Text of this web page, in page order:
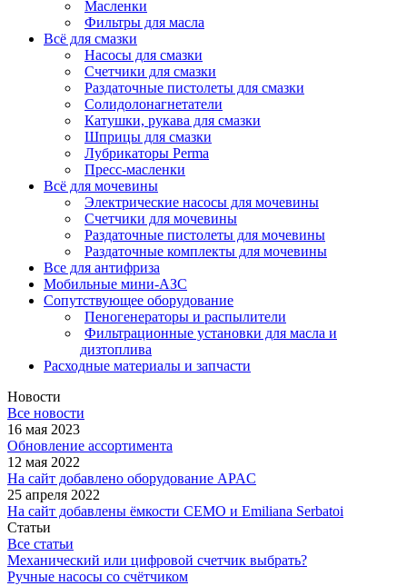
Масленки
Фильтры для масла
Всё для смазки
Насосы для смазки
Счетчики для смазки
Раздаточные пистолеты для смазки
Солидолонагнетатели
Катушки, рукава для смазки
Шприцы для смазки
Лубрикаторы Perma
Пресс-масленки
Всё для мочевины
Электрические насосы для мочевины
Счетчики для мочевины
Раздаточные пистолеты для мочевины
Раздаточные комплекты для мочевины
Все для антифриза
Мобильные мини-АЗС
Сопутствующее оборудование
Пеногенераторы и распылители
Фильтрационные установки для масла и
дизтоплива
Расходные материалы и запчасти
Новости
Все новости
16 мая 2023
Обновление ассортимента
12 мая 2022
На сайт добавлено оборудование APAC
25 апреля 2022
На сайт добавлены ёмкости CEMO и Emiliana Serbatoi
Статьи
Все статьи
Механический или цифровой счетчик выбрать?
Ручные насосы со счётчиком